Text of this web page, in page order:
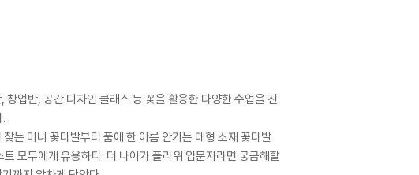
업반, 공간 디자인 클래스 등 꽃을 활용한 다양한 수업을 진
는 미니 꽃다발부터 품에 한 아름 안기는 대형 소재 꽃다발
모두에게 유용하다. 더 나아가 플라워 입문자라면 궁금해할